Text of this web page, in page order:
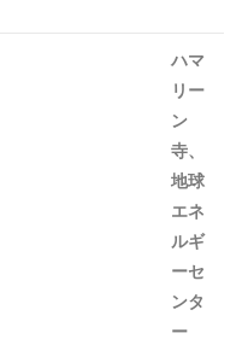
ハマ
リー
ン
寺、
地球
エネ
ルギ
ーセ
ンタ
ー